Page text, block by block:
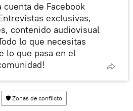
de Facebook
exclusivas,
contenido audiovisual
lo que necesitas
lo que pasa en el
🛡️ Zonas de conflicto